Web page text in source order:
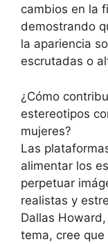
cambios en la
demostrando
la apariencia
escrutadas o
¿Cómo
estereotipos
mujeres?
Las
alimentar los
perpetuar
realistas y
Dallas
tema, cree